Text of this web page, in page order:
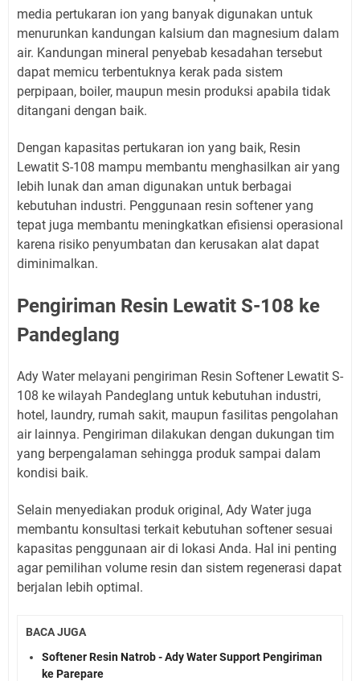
media pertukaran ion yang banyak digunakan untuk
menurunkan kandungan kalsium dan magnesium dalam
air. Kandungan mineral penyebab kesadahan tersebut
dapat memicu terbentuknya kerak pada sistem
perpipaan, boiler, maupun mesin produksi apabila tidak
ditangani dengan baik.
Dengan kapasitas pertukaran ion yang baik, Resin
Lewatit S-108 mampu membantu menghasilkan air yang
lebih lunak dan aman digunakan untuk berbagai
kebutuhan industri. Penggunaan resin softener yang
tepat juga membantu meningkatkan efisiensi operasional
karena risiko penyumbatan dan kerusakan alat dapat
diminimalkan.
Pengiriman Resin Lewatit S-108 ke
Pandeglang
Ady Water melayani pengiriman Resin Softener Lewatit S-
108 ke wilayah Pandeglang untuk kebutuhan industri,
hotel, laundry, rumah sakit, maupun fasilitas pengolahan
air lainnya. Pengiriman dilakukan dengan dukungan tim
yang berpengalaman sehingga produk sampai dalam
kondisi baik.
Selain menyediakan produk original, Ady Water juga
membantu konsultasi terkait kebutuhan softener sesuai
kapasitas penggunaan air di lokasi Anda. Hal ini penting
agar pemilihan volume resin dan sistem regenerasi dapat
berjalan lebih optimal.
BACA JUGA
Softener Resin Natrob - Ady Water Support Pengiriman
ke Parepare